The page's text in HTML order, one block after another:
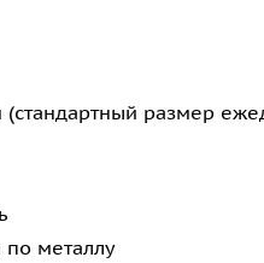
размер
по металлу